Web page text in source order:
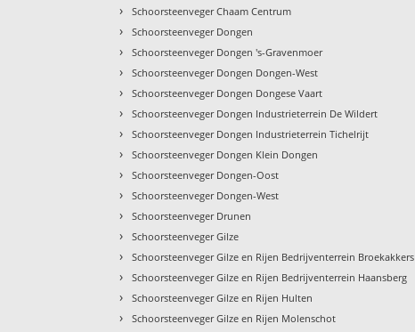
› Schoorsteenveger Chaam Centrum
› Schoorsteenveger Dongen
› Schoorsteenveger Dongen 's-Gravenmoer
› Schoorsteenveger Dongen Dongen-West
› Schoorsteenveger Dongen Dongese Vaart
› Schoorsteenveger Dongen Industrieterrein De Wildert
› Schoorsteenveger Dongen Industrieterrein Tichelrijt
› Schoorsteenveger Dongen Klein Dongen
› Schoorsteenveger Dongen-Oost
› Schoorsteenveger Dongen-West
› Schoorsteenveger Drunen
› Schoorsteenveger Gilze
› Schoorsteenveger Gilze en Rijen Bedrijventerrein Broekakkers
› Schoorsteenveger Gilze en Rijen Bedrijventerrein Haansberg
› Schoorsteenveger Gilze en Rijen Hulten
› Schoorsteenveger Gilze en Rijen Molenschot